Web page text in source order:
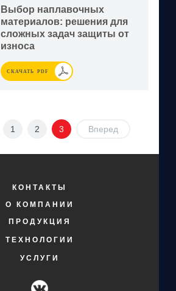
Выбор наплавочных
материалов: решения для
сложных задач защиты от
износа
СКАЧАТЬ PDF
1 2 3 Вперед
КОНТАКТЫ
О КОМПАНИИ
ПРОДУКЦИЯ
ТЕХНОЛОГИИ
УСЛУГИ